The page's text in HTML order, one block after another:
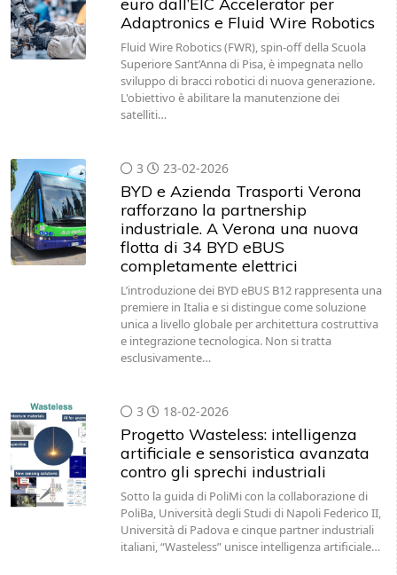
Adaptronics e Fluid Wire Robotics
Fluid Wire Robotics (FWR), spin-off della Scuola
Superiore Sant’Anna di Pisa, è impegnata nello
sviluppo di bracci robotici di nuova generazione.
L'obiettivo è abilitare la manutenzione dei
satelliti…
3 23-02-2026
BYD e Azienda Trasporti Verona
rafforzano la partnership
industriale. A Verona una nuova
flotta di 34 BYD eBUS
completamente elettrici
L’introduzione dei BYD eBUS B12 rappresenta una
premiere in Italia e si distingue come soluzione
unica a livello globale per architettura costruttiva
e integrazione tecnologica. Non si tratta
esclusivamente…
3 18-02-2026
Progetto Wasteless: intelligenza
artificiale e sensoristica avanzata
contro gli sprechi industriali
Sotto la guida di PoliMi con la collaborazione di
PoliBa, Università degli Studi di Napoli Federico II,
Università di Padova e cinque partner industriali
italiani, “Wasteless” unisce intelligenza artificiale…